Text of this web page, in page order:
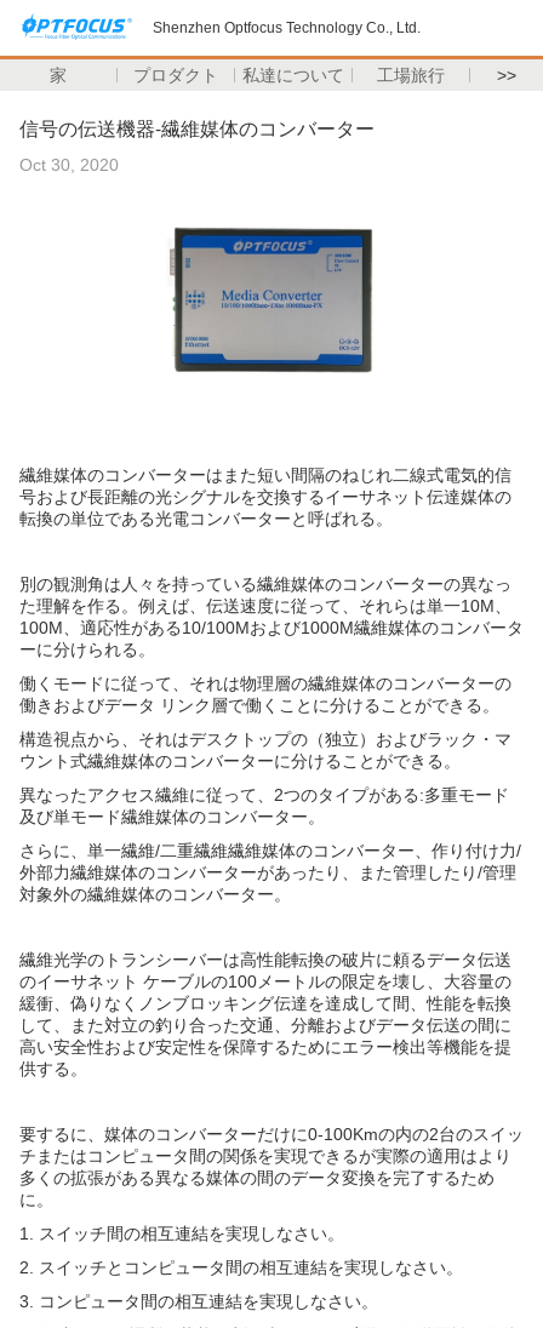
Shenzhen Optfocus Technology Co., Ltd.
家 プロダクト 私達について 工場旅行 >>
信号の伝送機器-繊維媒体のコンバーター
Oct 30, 2020
繊維媒体のコンバーターはまた短い間隔のねじれ二線式電気的信
号および長距離の光シグナルを交換するイーサネット伝達媒体の
転換の単位である光電コンバーターと呼ばれる。
別の観測角は人々を持っている繊維媒体のコンバーターの異なっ
た理解を作る。例えば、伝送速度に従って、それらは単一10M、
100M、適応性がある10/100Mおよび1000M繊維媒体のコンバータ
ーに分けられる。
働くモードに従って、それは物理層の繊維媒体のコンバーターの
働きおよびデータ リンク層で働くことに分けることができる。
構造視点から、それはデスクトップの（独立）およびラック・マ
ウント式繊維媒体のコンバーターに分けることができる。
異なったアクセス繊維に従って、2つのタイプがある:多重モード
及び単モード繊維媒体のコンバーター。
さらに、単一繊維/二重繊維繊維媒体のコンバーター、作り付け力/
外部力繊維媒体のコンバーターがあったり、また管理したり/管理
対象外の繊維媒体のコンバーター。
繊維光学のトランシーバーは高性能転換の破片に頼るデータ伝送
のイーサネット ケーブルの100メートルの限定を壊し、大容量の
緩衝、偽りなくノンブロッキング伝達を達成して間、性能を転換
して、また対立の釣り合った交通、分離およびデータ伝送の間に
高い安全性および安定性を保障するためにエラー検出等機能を提
供する。
要するに、媒体のコンバーターだけに0-100Kmの内の2台のスイッ
チまたはコンピュータ間の関係を実現できるが実際の適用はより
多くの拡張がある異なる媒体の間のデータ変換を完了するため
に。
1. スイッチ間の相互連結を実現しなさい。
2. スイッチとコンピュータ間の相互連結を実現しなさい。
3. コンピュータ間の相互連結を実現しなさい。